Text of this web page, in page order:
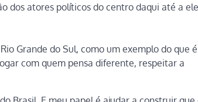
dos atores políticos do centro daqui até a
Grande do Sul, como um exemplo do que é
com quem pensa diferente, respeitar a